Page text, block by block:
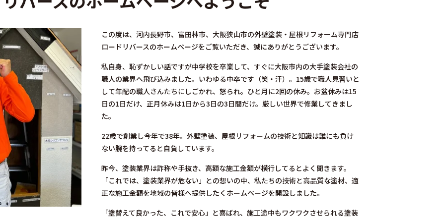
この度は、河内長野市、富田林市、大阪狭山市の外壁塗装・屋根リフォーム専門店
ロードリバースのホームページをご覧いただき、誠にありがとうございます。
私自身、恥ずかしい話ですが中学校を卒業して、すぐに大阪市内の大手塗装会社の
職人の業界へ飛び込みました。いわゆる中卒です（笑・汗）。 15歳で職人見習いと
して年配の職人さんたちにしごかれ、怒られ。ひと月に2回の休み。お盆休みは15
日の1日だけ、正月休みは1日から3日の3日間だけ。厳しい世界で修業してきまし
た。
22歳で創業し今年で38年。外壁塗装、屋根リフォームの技術と知識は誰にも負け
ない腕を持ってると自負しています。
昨今、塗装業界は詐称や手抜き、高額な施工金額が横行してるとよく聞きます。
「これでは、塗装業界が危ない」との想いの中、私たちの技術と高品質な塗材、適
正な施工金額を地域の皆様へ提供したくホームページを開設しました。
「塗替えて良かった、これで安心」と喜ばれ、施工途中もワクワクさせられる塗装